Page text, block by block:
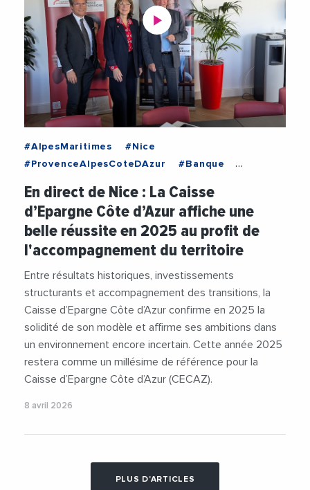
#AlpesMaritimes
#Nice
#ProvenceAlpesCoteDAzur
#Banque
#CaisseDEpargneCoteDAzur
#ClaudeValade
#Economie
#Investissements
#Tourisme
#TransitionEcologique
#Videos
En direct de Nice : La Caisse
d’Epargne Côte d’Azur affiche une
belle réussite en 2025 au profit de
l'accompagnement du territoire
Entre résultats historiques, investissements
structurants et accompagnement des transitions, la
Caisse d’Epargne Côte d’Azur confirme en 2025 la
solidité de son modèle et affirme ses ambitions dans
un environnement encore incertain. Cette année 2025
restera comme un millésime de référence pour la
Caisse d’Epargne Côte d’Azur (CECAZ).
8 avril 2026
PLUS D'ARTICLES